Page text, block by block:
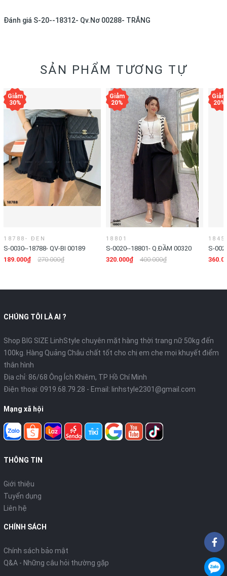
Đánh giá S-20--18312- Qv.Nơ 00288- TRẮNG
SẢN PHẨM TƯƠNG TỰ
18788- ĐEN
S-0030--18788- QV-BI 00189
189.000₫
270.000₫
18801
S-0020--18801- Q.ĐẦM 00320
320.000₫
400.000₫
S-
CHÚNG TÔI LÀ AI ?
Shop BIG SIZE LinhStyle chuyên mặt hàng thời trang nữ 50kg đến
100kg. Hàng Quảng Châu chất tốt cho chị em che mọi khuyết điểm
thân hình
Địa chỉ: 86/68 Ông Ích Khiêm, TP Hồ Chí Minh
Điện thoại: 0919.68.79.28 - Email: linhstyle2301@gmail.com
Mạng xã hội
THÔNG TIN
Giới thiệu
Tuyển dụng
Liên hệ
CHÍNH SÁCH
Chính sách bảo mật
Q&A - Những câu hỏi thường gặp